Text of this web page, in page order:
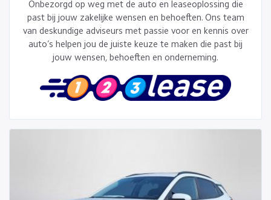
Onbezorgd op weg met de auto en leaseoplossing die
past bij jouw zakelijke wensen en behoeften. Ons team
van deskundige adviseurs met passie voor en kennis over
auto’s helpen jou de juiste keuze te maken die past bij
jouw wensen, behoeften en onderneming.